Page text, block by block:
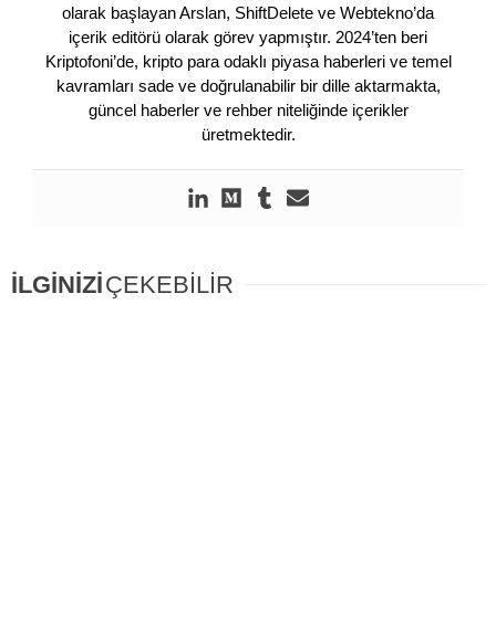
olarak başlayan Arslan, ShiftDelete ve Webtekno’da
içerik editörü olarak görev yapmıştır. 2024’ten beri
Kriptofoni’de, kripto para odaklı piyasa haberleri ve temel
kavramları sade ve doğrulanabilir bir dille aktarmakta,
güncel haberler ve rehber niteliğinde içerikler
üretmektedir.
İLGİNİZİÇEKEBİLİR